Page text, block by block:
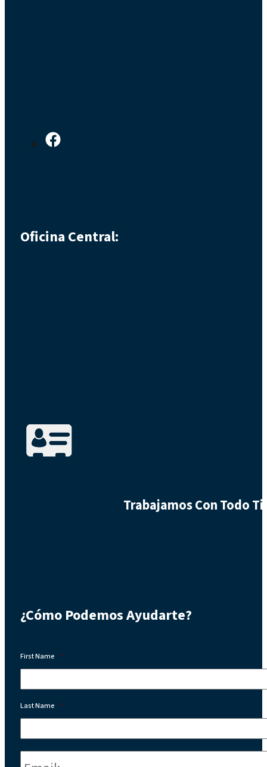
Oficina Central:
Trabajamos Con Todo
¿Cómo Podemos Ayudarte?
First Name *
Last Name *